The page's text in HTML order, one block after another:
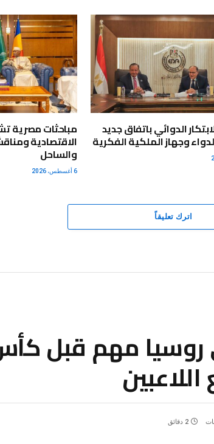
الدوائي باتفاق جديد
وجهاز الملكية الفكرية
مباحثات مصرية
الاقتصادية
والساحل
6 أغسطس، 2026
اترك تعليقاً
مهم قبل
2 دقائق